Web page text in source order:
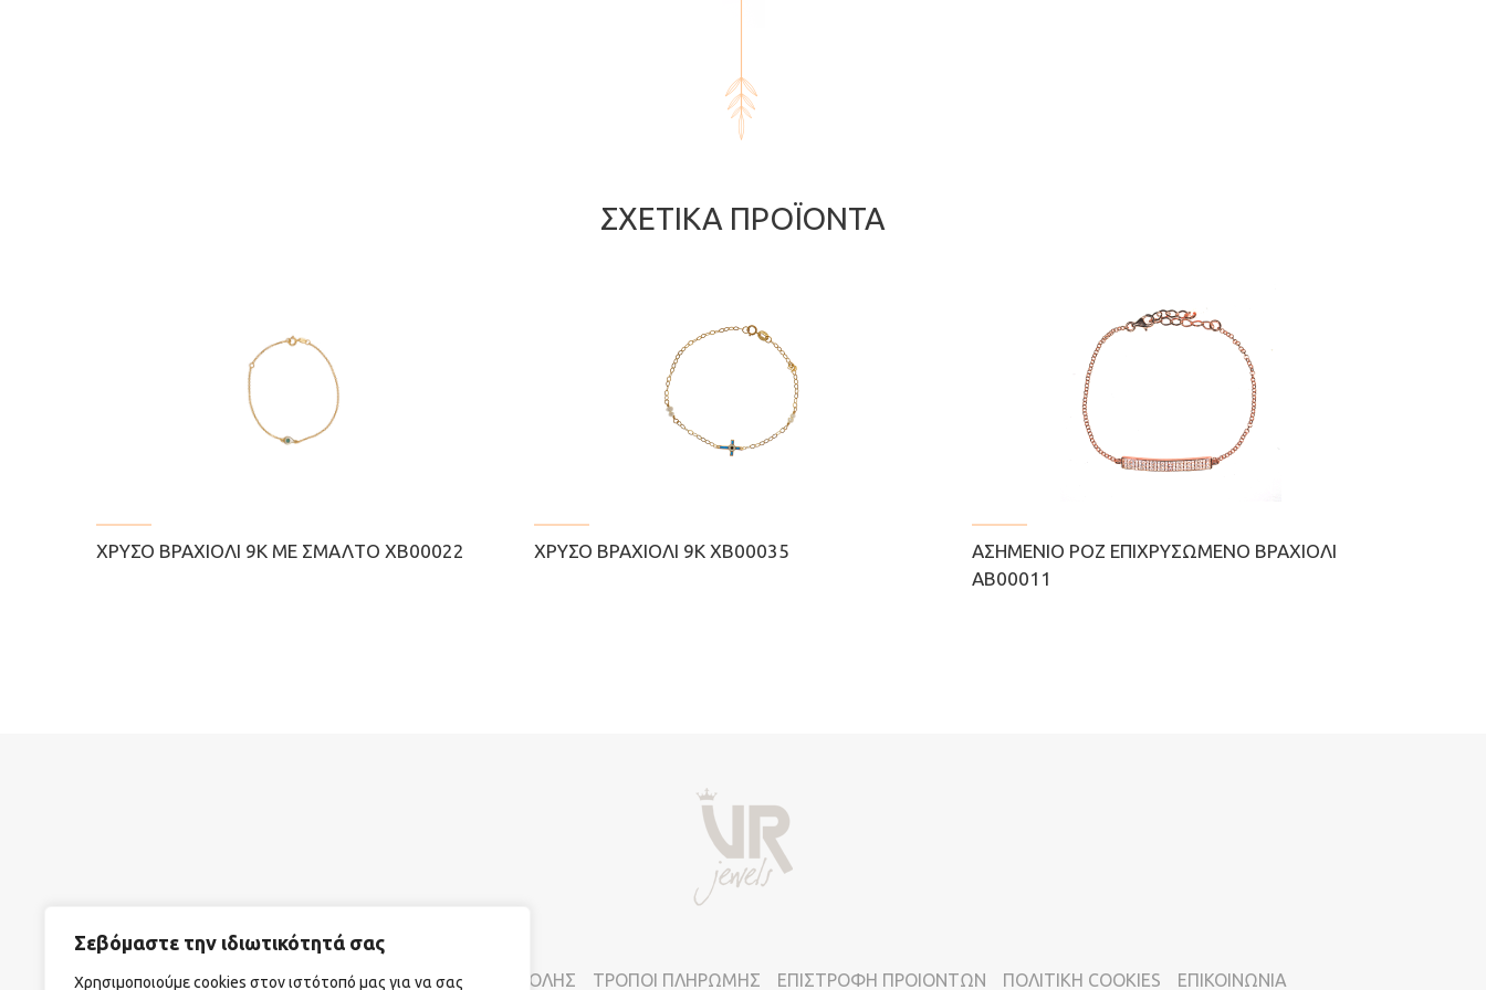
Σεβόμαστε την ιδιωτικότητά σας
Χρησιμοποιούμε cookies στον ιστότοπό μας για να σας
ΣΧΕΤΙΚΆ ΠΡΟΪΌΝΤΑ
ΧΡΥΣΌ ΒΡΑΧΙΌΛΙ 9Κ ΜΕ ΣΜΆΛΤΟ ΧΒ00022 ΧΡΥΣΌ ΒΡΑΧΙΌΛΙ 9Κ ΧΒ00035
ΑΣΗΜΈΝΙΟ ΡΟΖ ΕΠΙΧΡΥΣΩΜΈΝΟ ΒΡΑΧΙΌΛΙ
ΑΒ00011
ΣΧΕΤΙΚΑ ΜΕ ΕΜΑΣ ΟΡΟΙ ΧΡΗΣΗΣ ΤΡΟΠΟΙ ΑΠΟΣΤΟΛΗΣ ΤΡΟΠΟΙ ΠΛΗΡΩΜΗΣ ΕΠΙΣΤΡΟΦΗ ΠΡΟΙΟΝΤΩΝ ΠΟΛΙΤΙΚΗ COOKIES ΕΠΙΚΟΙΝΩΝΙΑ